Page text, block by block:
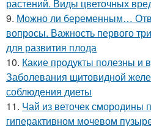
растений. Виды цветочных
9. Можно ли беременным…
вопросы. Важность первого
для развития плода
10. Какие продукты полезны и
Заболевания щитовидной
соблюдения диеты
11. Чай из веточек смородины
гиперактивном мочевом